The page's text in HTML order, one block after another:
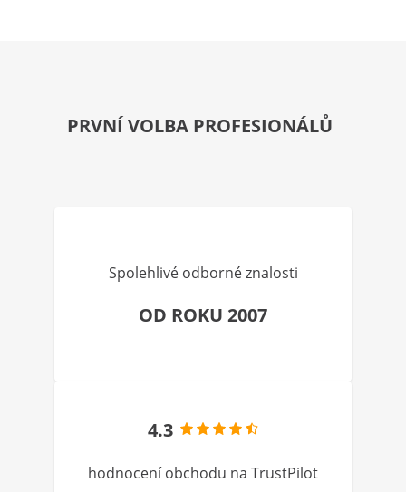
PRVNÍ VOLBA PROFESIONÁLŮ
Spolehlivé odborné znalosti
OD ROKU 2007
4.3
hodnocení obchodu na TrustPilot